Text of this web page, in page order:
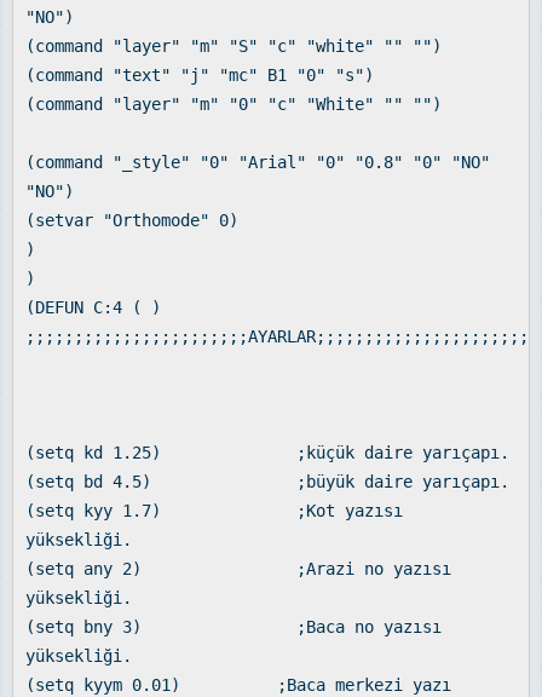
"NO")
(command "layer" "m" "S" "c" "white" "" "")
(command "text" "j" "mc" B1 "0" "s")
(command "layer" "m" "0" "c" "White" "" "")
(command "_style" "0" "Arial" "0" "0.8" "0" "NO"
"NO")
(setvar "Orthomode" 0)
)
)
(DEFUN C:4 ( )
(setq kd 1.25) ;küçük daire yarıçapı.
(setq bd 4.5) ;büyük daire yarıçapı.
(setq kyy 1.7) ;Kot yazısı
yüksekliği.
(setq any 2) ;Arazi no yazısı
yüksekliği.
(setq bny 3) ;Baca no yazısı
yüksekliği.
(setq kyym 0.01) ;Baca merkezi yazı